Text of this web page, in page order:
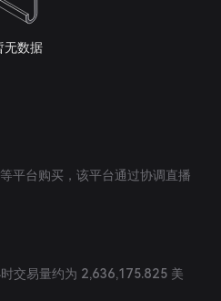
无数据
平台购买，该平台通过协调直播
交易量约为 2,636,175.825 美